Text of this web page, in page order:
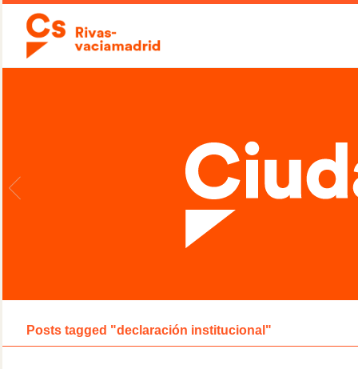
Posts tagged "declaración institucional"